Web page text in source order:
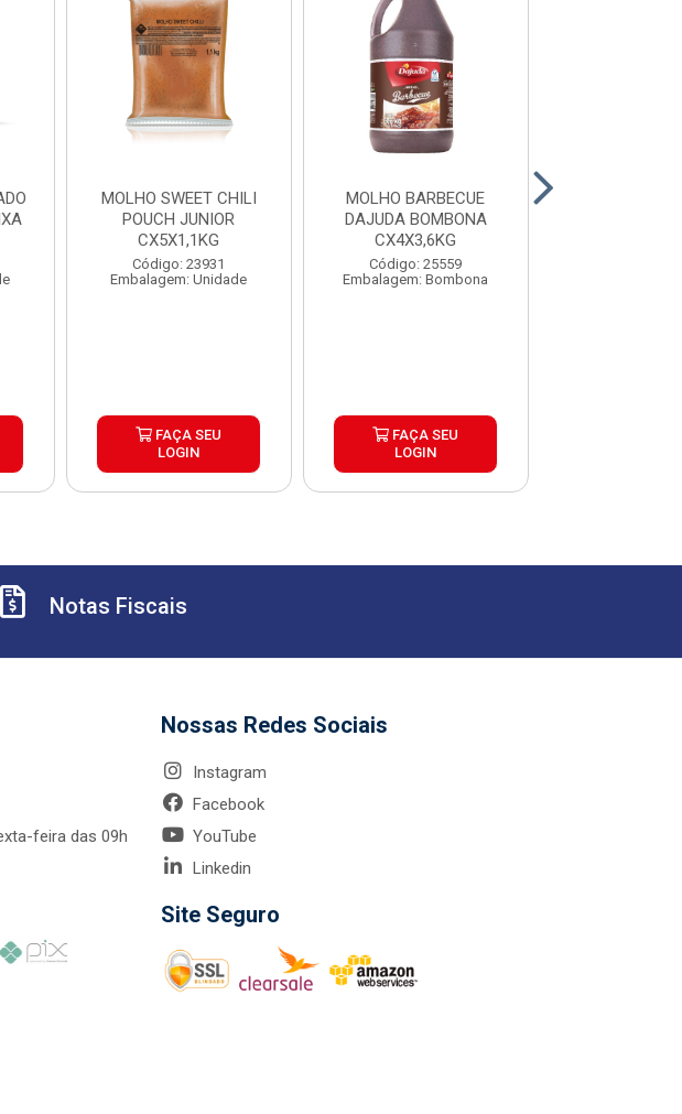
MOLHO SWEET CHILI
POUCH JUNIOR
CX5X1,1KG
Código: 23931
Embalagem: Unidade
FAÇA SEU
LOGIN
MOLHO BARBECUE
DAJUDA BOMBONA
CX4X3,6KG
Código: 25559
Embalagem: Bombona
FAÇA SEU
LOGIN
Notas Fiscais
feira das 09h
Nossas Redes Sociais
Instagram
Facebook
YouTube
Linkedin
Site Seguro